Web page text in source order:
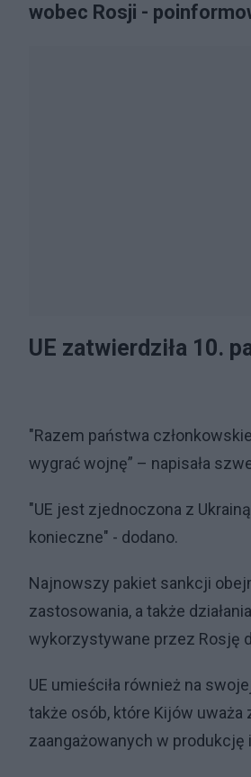
wobec Rosji -
UE zatwierdziła 10.
"Razem państwa
wygrać wojnę” – napisała
"UE jest zjednoczona z
konieczne" - dodano.
Najnowszy pakiet sankcji
zastosowania, a także
wykorzystywane przez Rosję
UE umieściła również na
także osób, które Kijów
zaangażowanych w